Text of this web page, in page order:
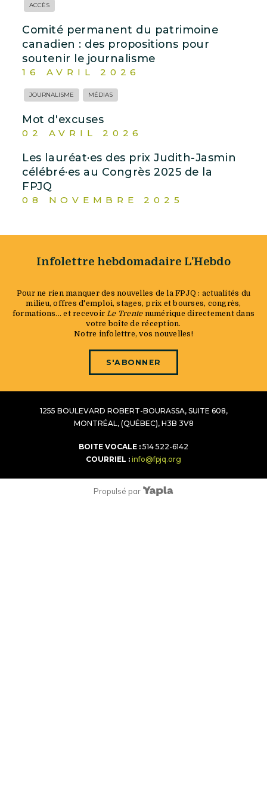
ACCÈS
Comité permanent du patrimoine
canadien : des propositions pour
soutenir le journalisme
16 AVRIL 2026
JOURNALISME MÉDIAS
Mot d'excuses
02 AVRIL 2026
Les lauréat·es des prix Judith-Jasmin
célébré·es au Congrès 2025 de la
FPJQ
08 NOVEMBRE 2025
Infolettre hebdomadaire L'Hebdo
Pour ne rien manquer des nouvelles de la FPJQ : actualités du
milieu, offres d'emploi, stages, prix et bourses, congrès,
formations... et recevoir Le Trentenumérique directement dans
votre boîte de réception.
Notre infolettre, vos nouvelles!
S'ABONNER
1255 BOULEVARD ROBERT-BOURASSA, SUITE 608,
MONTRÉAL, (QUÉBEC), H3B 3V8
BOITE VOCALE : 514 522-6142
COURRIEL : info@fpjq.org
Propulsé par